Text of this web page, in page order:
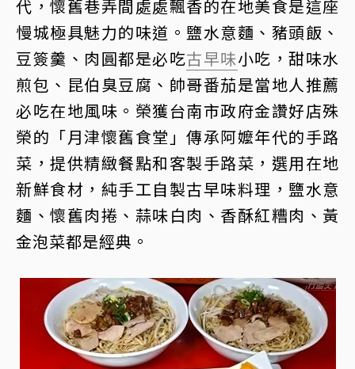
代，懷舊巷弄間處處飄香的在地美食是這座
慢城極具魅力的味道。鹽水意麵、豬頭飯、
豆簽羹、肉圓都是必吃古早味小吃，甜味水
煎包、昆伯臭豆腐、帥哥番茄是當地人推薦
必吃在地風味。榮獲台南市政府金讚好店殊
榮的「月津懷舊食堂」傳承阿嬤年代的手路
菜，提供精緻餐點和客製手路菜，選用在地
新鮮食材，純手工自製古早味料理，鹽水意
麵、懷舊肉捲、蒜味白肉、香酥紅糟肉、黃
金泡菜都是經典。